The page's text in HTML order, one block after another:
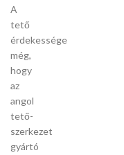
A
tető
érdekessége
még,
hogy
az
angol
tető-
szerkezet
gyártó